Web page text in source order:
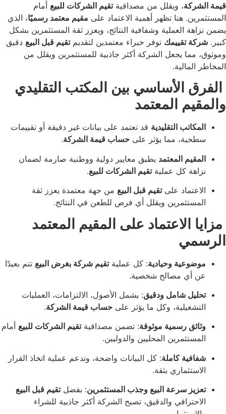
، ويقلل من مصداقية تقيم الشركات للبيعأمام
هنا تظهر أهمية الاعتماد علىمقيم معتمد رسميًا، الذي
العملية وشفافية النتائج، ويعزز ثقة المستثمرين بشكل
تقييمكتوفر خبراء معتمدين لتقديمتقيم قبل البيعدقيق
يجعل الشركة أكثر جاذبية للمستثمرين ويقلل من
الأساسي بين المكتب التقليدي
المعتمد
التقليديةقد تعتمد على بيانات غير دقيقة أو تقييمات
مما يؤثر على حساب قيمة الشركة.
المعتمديطبق معايير دولية ووطنية صارمة لضمان
كل عمليةتقيم الشركات للبيع .
علىتقيم قبل البيعمن جهة معتمدة يعزز ثقة
ويقلل أي فرص للطعن في النتائج.
على المقيم المعتمد
وحيادية: كل عمليةتقيم شركة بغرض البيعتتم بعيدًا
مصالح شخصية.
شامل ودقيق: يشمل الأصول، الالتزامات، العمليات
وكل ما يؤثر على حساب قيمة الشركة.
رسمية موثوقة: تضمن مصداقية تقيم الشركات للبيعأمام
المحليين والدوليين.
كاملة: كل البيانات واضحة، وتدعم عملية اتخاذ القرار
بثقة.
سرعة البيع وجذب المستثمرين: بفضلتقيم قبل البيع
والدقيق، تصبح الشركة أكثر جاذبية للشراء